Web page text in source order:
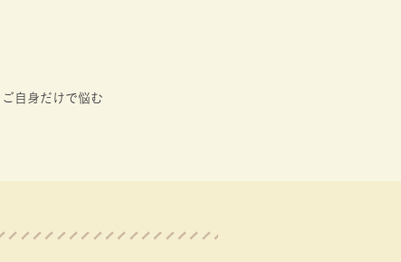
自身だけで悩む